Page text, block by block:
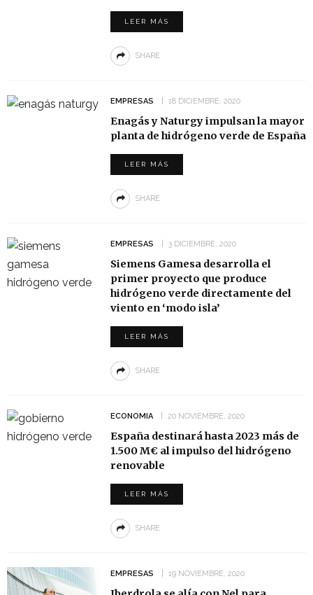
LEER MÁS
SHARE
EMPRESAS 18 DICIEMBRE, 2020
Enagás y Naturgy impulsan la mayor
planta de hidrógeno verde de España
LEER MÁS
SHARE
EMPRESAS 3 DICIEMBRE, 2020
Siemens Gamesa desarrolla el
primer proyecto que produce
hidrógeno verde directamente del
viento en ‘modo isla’
LEER MÁS
SHARE
ECONOMIA 20 NOVIEMBRE, 2020
España destinará hasta 2023 más de
1.500 M€ al impulso del hidrógeno
renovable
LEER MÁS
SHARE
EMPRESAS 19 NOVIEMBRE, 2020